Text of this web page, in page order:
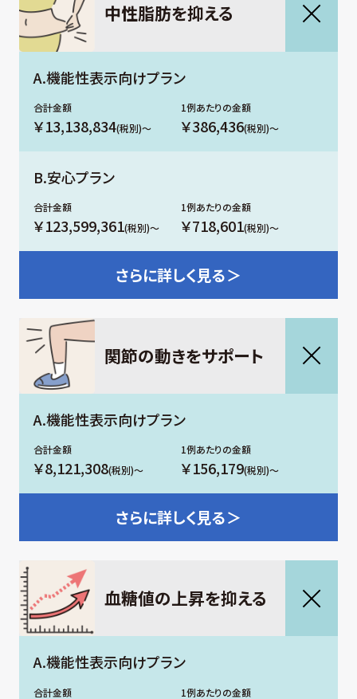
中性脂肪を抑える
A.機能性表示向けプラン
￥13,138,834(税別)～ ￥386,436(税別)～
B.安心プラン
￥123,599,361(税別)～ ￥718,601(税別)～
さらに詳しく見る＞
関節の動きをサポート
A.機能性表示向けプラン
￥8,121,308(税別)～ ￥156,179(税別)～
さらに詳しく見る＞
⾎糖値の上昇を抑える
A.機能性表示向けプラン